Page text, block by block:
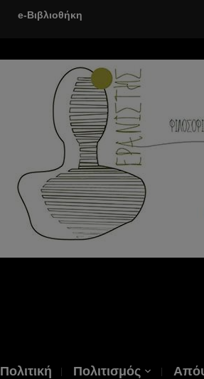
e-Βιβλιοθήκη
Πολιτική Πολιτισμός